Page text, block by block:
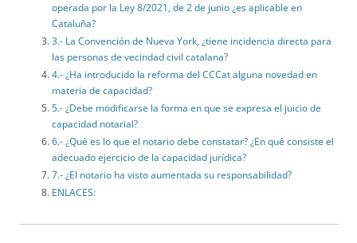
operada por la Ley 8/2021, de 2 de junio ¿es aplicable en
Cataluña?
3.- La Convención de Nueva York, ¿tiene incidencia directa para
las personas de vecindad civil catalana?
4.- ¿Ha introducido la reforma del CCCat alguna novedad en
materia de capacidad?
5.- ¿Debe modificarse la forma en que se expresa el juicio de
capacidad notarial?
6.- ¿Qué es lo que el notario debe constatar? ¿En qué consiste el
adecuado ejercicio de la capacidad jurídica?
7.- ¿El notario ha visto aumentada su responsabilidad?
ENLACES: